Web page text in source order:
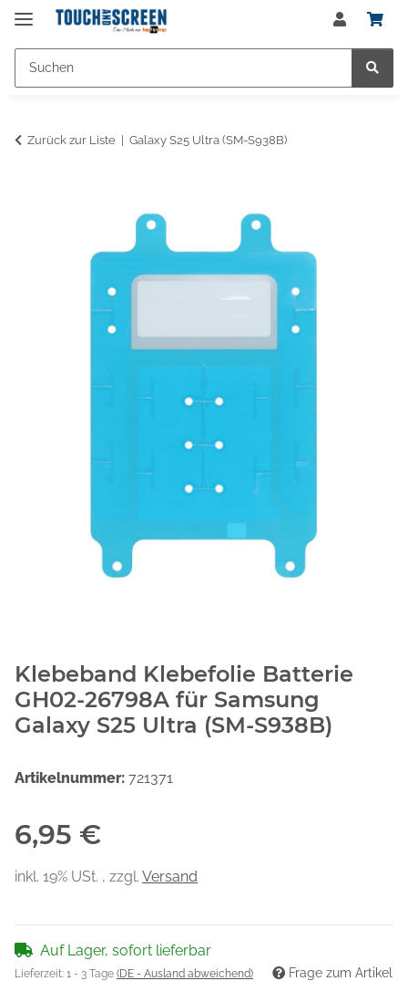
Zurück zur Liste Galaxy S25 Ultra (SM-S938B)
Klebeband Klebefolie Batterie
GH02-26798A für Samsung
Galaxy S25 Ultra (SM-S938B)
Artikelnummer: 721371
6,95 €
inkl. 19% USt. , zzgl. Versand
Auf Lager, sofort lieferbar
Lieferzeit: 1 - 3 Tage (DE - Ausland abweichend) Frage zum Artikel